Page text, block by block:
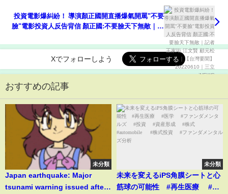
投資電影爆糾紛！ 導演顏正國開直播爆氣開罵"不要
臉"電影投資人反告背信 顏正國:不要臉天下無敵｜記
三立iNEWS
Xでフォローしよう
おすすめの記事
未分類
Japan earthquake: Major
tsunami warning issued after
未分類
未来を変えるiPS角膜シートと心
筋球の可能性 #再生医療 #医